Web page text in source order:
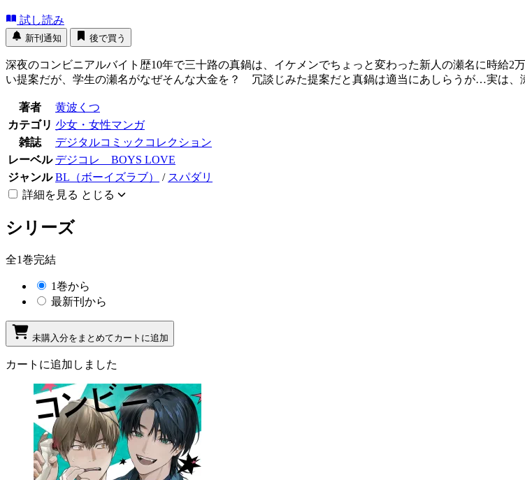
試し読み
新刊通知 後で買う
深夜のコンビニアルバイト歴10年で三十路の真鍋は、イケメンでちょっと変わった新人の瀬名に時給
い提案だが、学生の瀬名がなぜそんな大金を？ 冗談じみた提案だと真鍋は適当にあしらうが…実は
著者
黄波くつ
カテゴリ 少女・女性マンガ
雑誌
デジタルコミックコレクション
レーベル デジコレ BOYS LOVE
ジャンル BL（ボーイズラブ） / スパダリ
詳細を見る とじる
シリーズ
全1巻完結
1巻から
最新刊から
未購入分をまとめてカートに追加
カートに追加しました